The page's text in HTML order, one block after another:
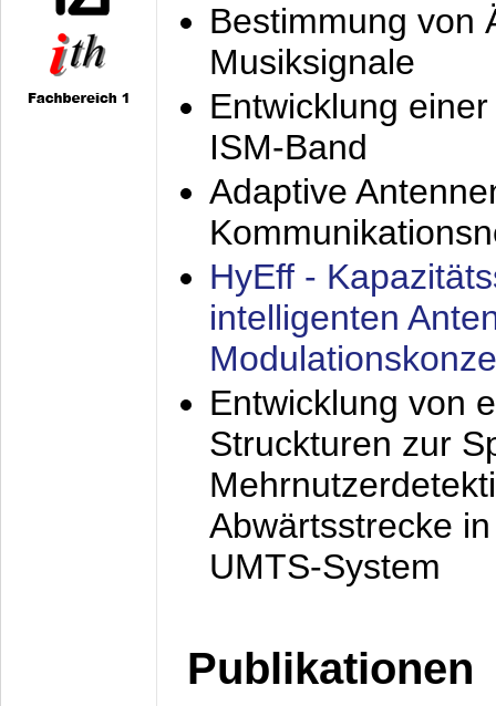
Bestimmung von
Musiksignale
Entwicklung
ISM-Band
Adaptive
HyEff -
intelligenten
Entwicklung von
Struckturen zur
Abwärtsstrecke
UMTS-System
Publikationen